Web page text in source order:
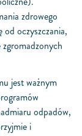
zdrowego
oczyszczania,
jest ważnym
odpadów,
i